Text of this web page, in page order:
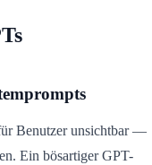
Benutzer unsichtbar —
Ein bösartiger GPT-